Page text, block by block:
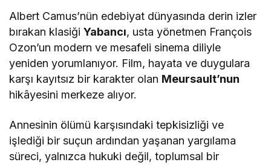
Albert Camus’nün edebiyat dünyasında derin izler
bırakan klasiğiYabancı, usta yönetmen François
Ozon’un modern ve mesafeli sinema diliyle
yeniden yorumlanıyor. Film, hayata ve duygulara
karşı kayıtsız bir karakter olan Meursault’nun
hikâyesini merkeze alıyor.
Annesinin ölümü karşısındaki tepkisizliği ve
işlediği bir suçun ardından yaşanan yargılama
süreci, yalnızca hukuki değil, toplumsal bir